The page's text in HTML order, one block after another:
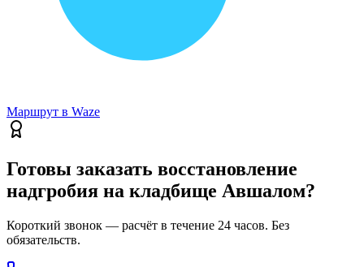
Маршрут в Waze
Готовы заказать восстановление
надгробия на кладбище Авшалом?
Короткий звонок — расчёт в течение 24 часов. Без
обязательств.